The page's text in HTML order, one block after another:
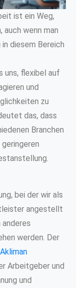
ist ein Weg,
auch wenn man
diesem Bereich
uns, flexibel auf
und
zu
das, dass
Branchen
bei der wir als
angestellt
werden. Der
Akliman
Arbeitgeber und
und